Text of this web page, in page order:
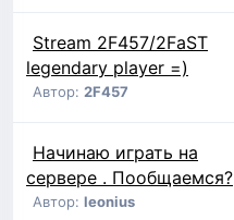
Stream 2F457/2FaST
legendary player =)
Автор: 2F457
Начинаю играть на
сервере . Пообщаемся?
Автор: leonius